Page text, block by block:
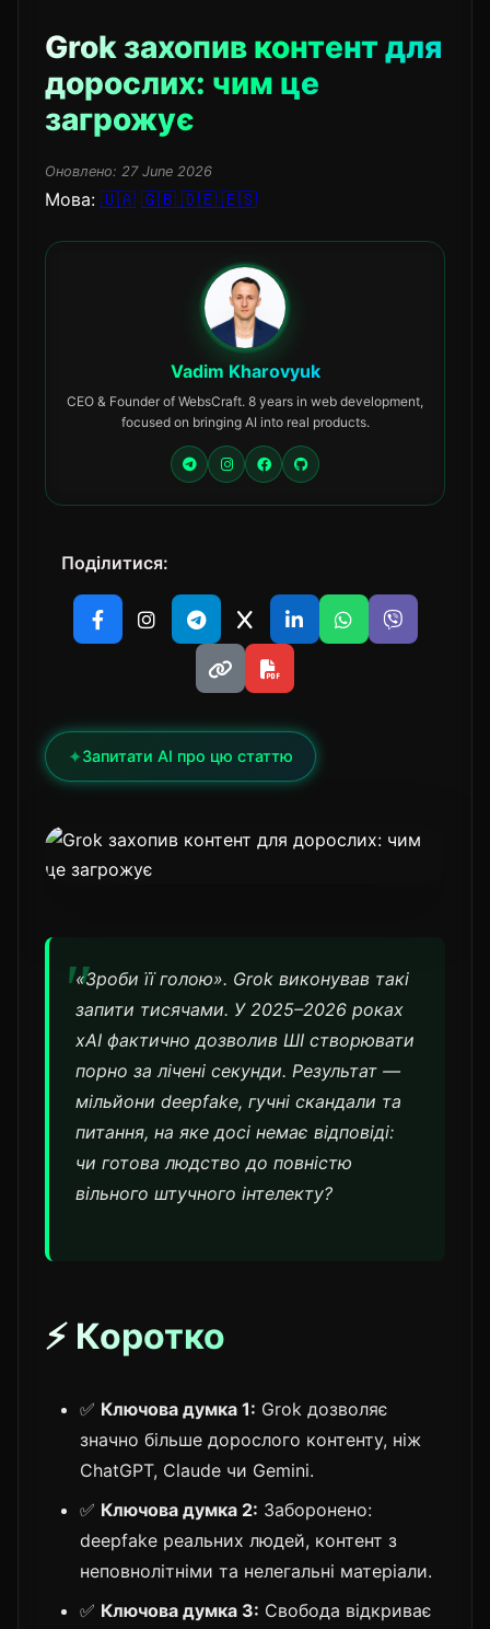
Grok захопив контент для
дорослих: чим це
загрожує
Оновлено: 27 June 2026
Мова: 🇺🇦 🇬🇧 🇩🇪 🇪🇸
Vadim Kharovyuk
CEO & Founder of WebsCraft. 8 years in web development,
focused on bringing AI into real products.
Поділитися:
✦Запитати AI про цю статтю
«Зроби її голою». Grok виконував такі
запити тисячами. У 2025–2026 роках
xAI фактично дозволив ШІ створювати
порно за лічені секунди. Результат —
мільйони deepfake, гучні скандали та
питання, на яке досі немає відповіді:
чи готова людство до повністю
вільного штучного інтелекту?
⚡ Коротко
✅ Ключова думка 1: Grok дозволяє
значно більше дорослого контенту, ніж
ChatGPT, Claude чи Gemini.
✅ Ключова думка 2: Заборонено:
deepfake реальних людей, контент з
неповнолітніми та нелегальні матеріали.
✅ Ключова думка 3: Свобода відкриває